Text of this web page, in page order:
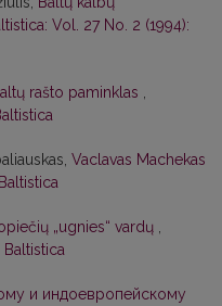
Vol. 27 No. 2 (1994):
rašto paminklas
Vaclavas Machekas
„ugnies“ vardų
и индоевропейскому